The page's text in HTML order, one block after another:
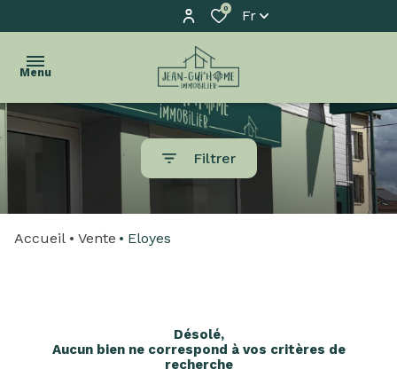
0 Fr
Menu
accueil
Filtrer
Accueil Vente Eloyes
Désolé,
Aucun bien ne correspond à vos critères de
recherche